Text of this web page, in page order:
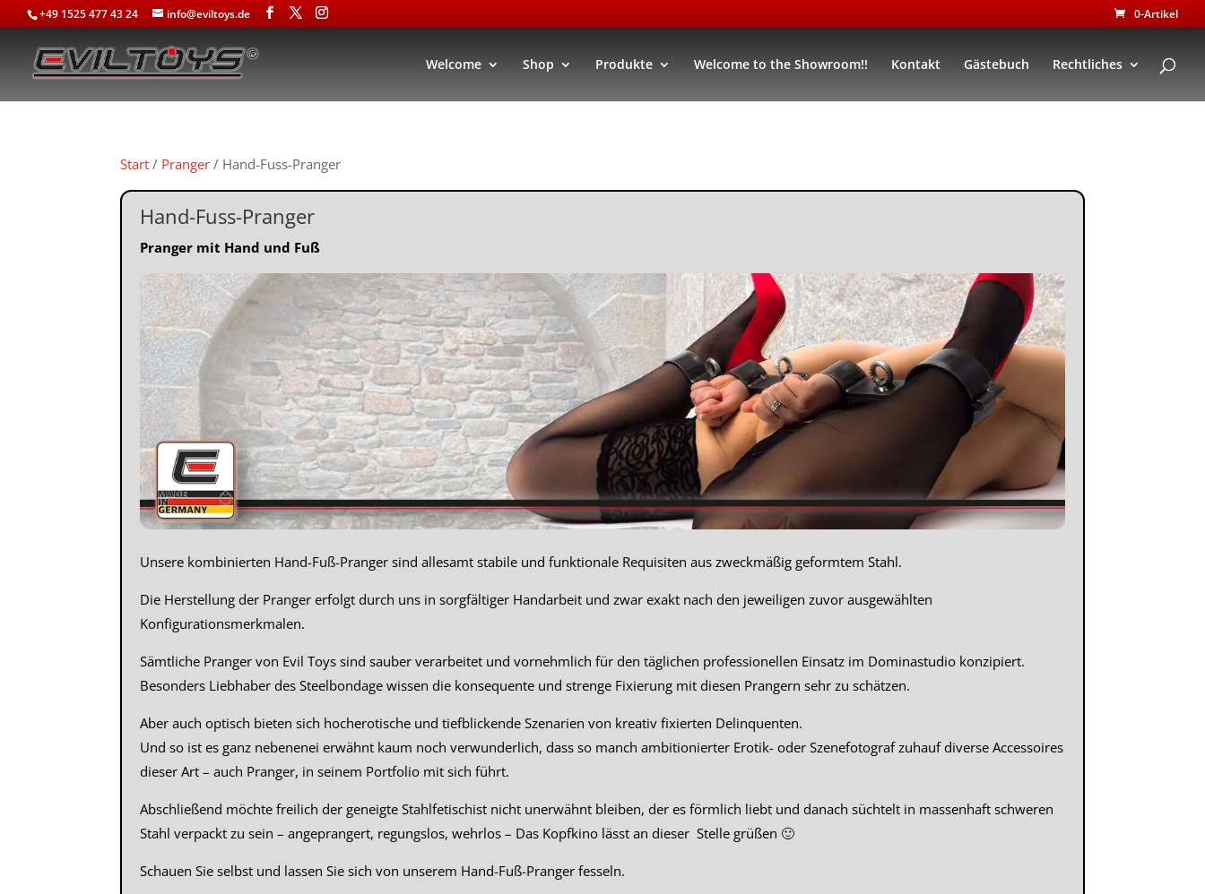
+49 1525 477 43 24 info@eviltoys.de 0-Artikel
Welcome Shop Produkte Welcome to the Showroom!! Kontakt Gästebuch Rechtliches
Start / Pranger / Hand-Fuss-Pranger
Hand-Fuss-Pranger
Pranger mit Hand und Fuß
Unsere kombinierten Hand-Fuß-Pranger sind allesamt stabile und funktionale Requisiten aus zweckmäßig geformtem Stahl.
Die Herstellung der Pranger erfolgt durch uns in sorgfältiger Handarbeit und zwar exakt nach den jeweiligen zuvor ausgewählten
Konfigurationsmerkmalen.
Sämtliche Pranger von Evil Toys sind sauber verarbeitet und vornehmlich für den täglichen professionellen Einsatz im Dominastudio konzipiert.
Besonders Liebhaber des Steelbondage wissen die konsequente und strenge Fixierung mit diesen Prangern sehr zu schätzen.
Aber auch optisch bieten sich hocherotische und tiefblickende Szenarien von kreativ fixierten Delinquenten.
Und so ist es ganz nebenenei erwähnt kaum noch verwunderlich, dass so manch ambitionierter Erotik- oder Szenefotograf zuhauf diverse Accessoires
dieser Art – auch Pranger, in seinem Portfolio mit sich führt.
Abschließend möchte freilich der geneigte Stahlfetischist nicht unerwähnt bleiben, der es förmlich liebt und danach süchtelt in massenhaft schweren
Stahl verpackt zu sein – angeprangert, regungslos, wehrlos – Das Kopfkino lässt an dieser Stelle grüßen 🙂
Schauen Sie selbst und lassen Sie sich von unserem Hand-Fuß-Pranger fesseln.